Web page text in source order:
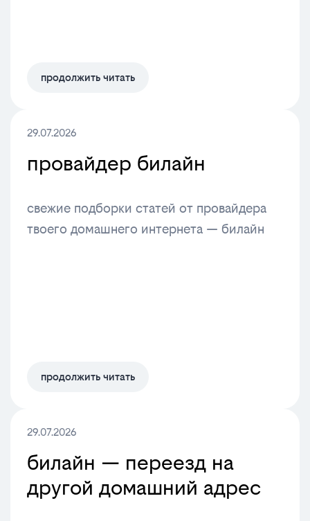
продолжить читать
29.07.2026
провайдер билайн
свежие подборки статей от провайдера
твоего домашнего интернета — билайн
продолжить читать
29.07.2026
билайн — переезд на
другой домашний адрес